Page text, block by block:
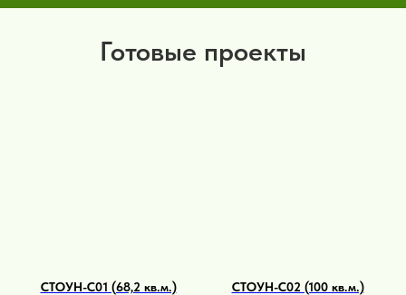
Готовые проекты
СТОУН-С01 (68,2 кв.м.) СТОУН-С02 (100 кв.м.)